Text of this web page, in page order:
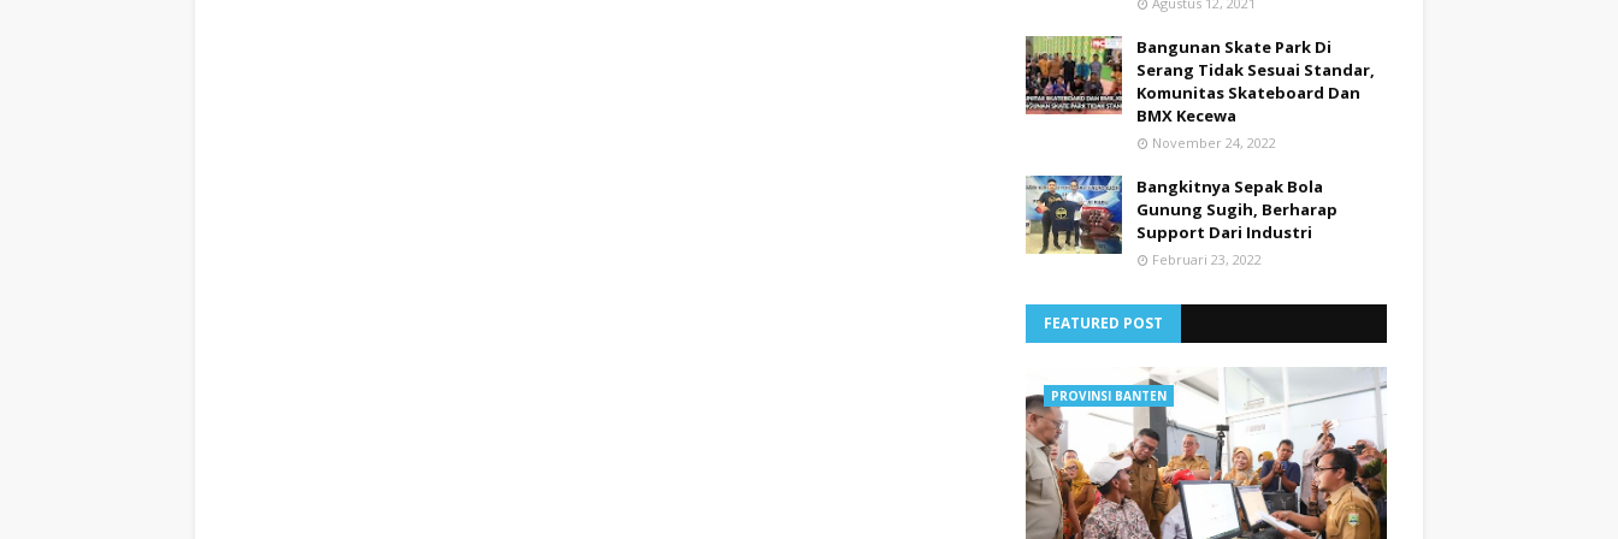
Bangunan Skate Park Di
Serang Tidak Sesuai Standar,
Komunitas Skateboard Dan
BMX Kecewa
November 24, 2022
Bangkitnya Sepak Bola
Gunung Sugih, Berharap
Support Dari Industri
Februari 23, 2022
FEATURED POST
PROVINSI BANTEN